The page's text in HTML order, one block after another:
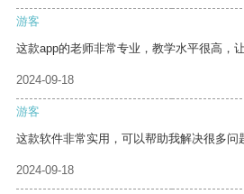
游客
这款app的老师非常专业，教学水平很高，
2024-09-18
游客
这款软件非常实用，可以帮助我解决很多问
2024-09-18